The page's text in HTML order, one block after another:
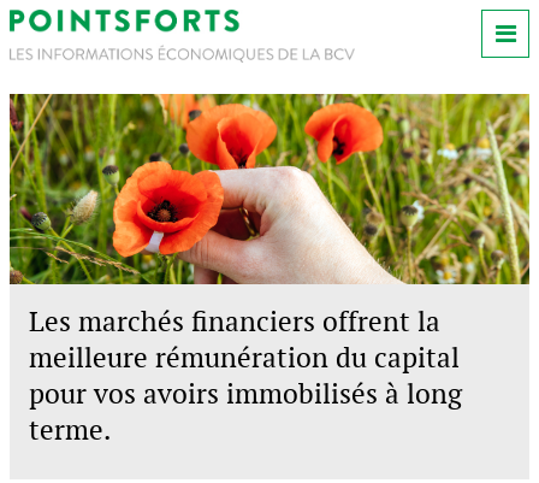
Les marchés financiers offrent la
meilleure rémunération du capital
pour vos avoirs immobilisés à long
terme.